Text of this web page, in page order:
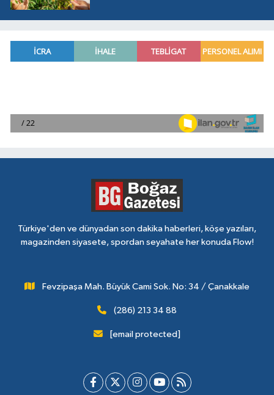
Türkiye'den ve dünyadan son dakika haberleri, köşe yazıları,
magazinden siyasete, spordan seyahate her konuda Flow!
Fevzipaşa Mah. Büyük Cami Sok. No: 34 / Çanakkale
(286) 213 34 88
[email protected]